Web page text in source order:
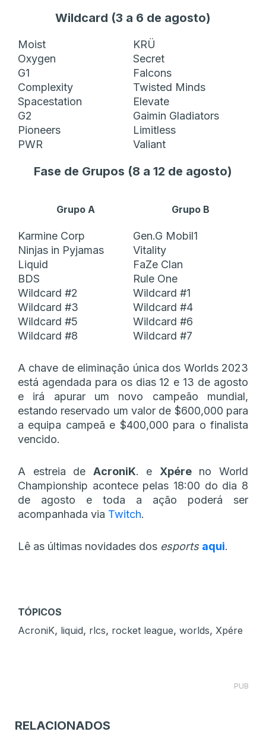
Wildcard (3 a 6 de agosto)
Moist
KRÜ
Oxygen
Secret
G1
Falcons
Complexity
Twisted Minds
Spacestation
Elevate
G2
Gaimin Gladiators
Pioneers
Limitless
PWR
Valiant
Fase de Grupos (8 a 12 de agosto)
Grupo A Grupo B
Karmine Corp
Gen.G Mobil1
Ninjas in Pyjamas
Vitality
Liquid
FaZe Clan
BDS
Rule One
Wildcard #2
Wildcard #1
Wildcard #3
Wildcard #4
Wildcard #5
Wildcard #6
Wildcard #8
Wildcard #7
A chave de eliminação única dos Worlds 2023
está agendada para os dias 12 e 13 de agosto
e irá apurar um novo campeão mundial,
estando reservado um valor de $600,000 para
a equipa campeã e $400,000 para o finalista
vencido.
A estreia de AcroniK. e Xpéreno World
Championship acontece pelas 18:00 do dia 8
de agosto e toda a ação poderá ser
acompanhada via Twitch.
Lê as últimas novidades dos esports aqui.
TÓPICOS
AcroniK, liquid, rlcs, rocket league, worlds, Xpére
PUB
RELACIONADOS